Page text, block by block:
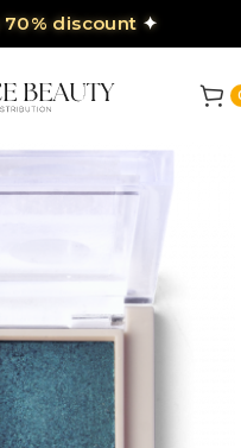
70% discount ✦